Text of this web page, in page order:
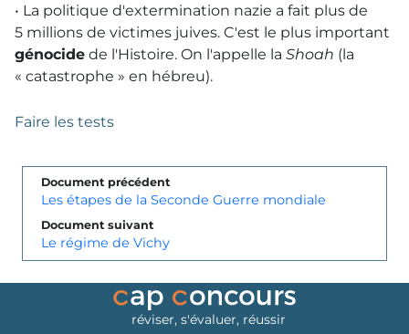
• La politique d'extermination nazie a fait plus de
5 millions de victimes juives. C'est le plus important
génocide de l'Histoire. On l'appelle la Shoah (la
« catastrophe » en hébreu).
Faire les tests
Document précédent
Les étapes de la Seconde Guerre mondiale
Document suivant
Le régime de Vichy
réviser, s'évaluer, réussir